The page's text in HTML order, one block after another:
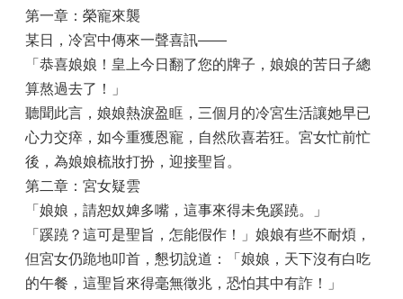
第一章：榮寵來襲
某日，冷宮中傳來一聲喜訊——
「恭喜娘娘！皇上今日翻了您的牌子，娘娘的苦日子總
算熬過去了！」
聽聞此言，娘娘熱淚盈眶，三個月的冷宮生活讓她早已
心力交瘁，如今重獲恩寵，自然欣喜若狂。宮女忙前忙
後，為娘娘梳妝打扮，迎接聖旨。
第二章：宮女疑雲
「娘娘，請恕奴婢多嘴，這事來得未免蹊蹺。」
「蹊蹺？這可是聖旨，怎能假作！」娘娘有些不耐煩，
但宮女仍跪地叩首，懇切說道：「娘娘，天下沒有白吃
的午餐，這聖旨來得毫無徵兆，恐怕其中有詐！」